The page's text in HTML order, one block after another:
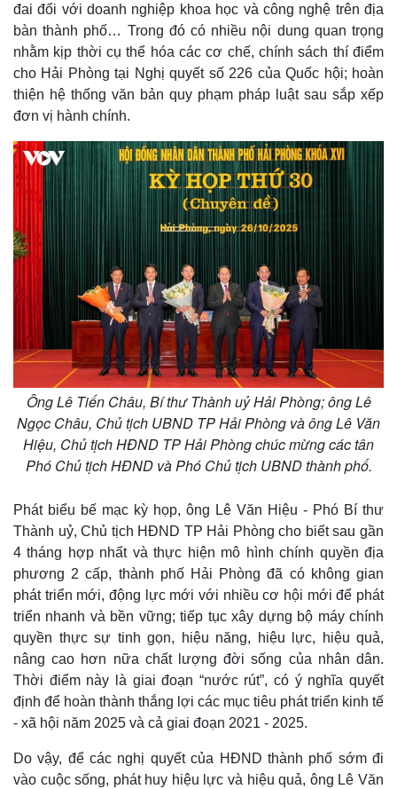
Thế giới
Cuộc sống đó đây
Hồ sơ
Ảnh
E-Magazine
Infographic
đai đối với doanh nghiệp khoa học và công nghệ trên địa
bàn thành phố… Trong đó có nhiều nội dung quan trọng
nhằm kịp thời cụ thể hóa các cơ chế, chính sách thí điểm
cho Hải Phòng tại Nghị quyết số 226 của Quốc hội; hoàn
thiện hệ thống văn bản quy phạm pháp luật sau sắp xếp
đơn vị hành chính.
Ông Lê Tiến Châu, Bí thư Thành uỷ Hải Phòng; ông Lê
Ngọc Châu, Chủ tịch UBND TP Hải Phòng và ông Lê Văn
Hiệu, Chủ tịch HĐND TP Hải Phòng chúc mừng các tân
Phó Chủ tịch HĐND và Phó Chủ tịch UBND thành phố.
Phát biểu bế mạc kỳ họp, ông Lê Văn Hiệu - Phó Bí thư
Thành uỷ, Chủ tịch HĐND TP Hải Phòng cho biết sau gần
4 tháng hợp nhất và thực hiện mô hình chính quyền địa
phương 2 cấp, thành phố Hải Phòng đã có không gian
phát triển mới, động lực mới với nhiều cơ hội mới để phát
triển nhanh và bền vững; tiếp tục xây dựng bộ máy chính
quyền thực sự tinh gọn, hiệu năng, hiệu lực, hiệu quả,
nâng cao hơn nữa chất lượng đời sống của nhân dân.
Thời điểm này là giai đoạn “nước rút”, có ý nghĩa quyết
định để hoàn thành thắng lợi các mục tiêu phát triển kinh tế
- xã hội năm 2025 và cả giai đoạn 2021 - 2025.
Do vậy, để các nghị quyết của HĐND thành phố sớm đi
vào cuộc sống, phát huy hiệu lực và hiệu quả, ông Lê Văn